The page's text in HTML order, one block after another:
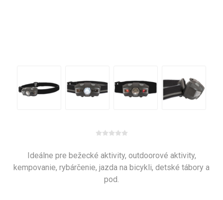
Ideálne pre bežecké aktivity, outdoorové aktivity,
kempovanie, rybárčenie, jazda na bicykli, detské tábory a
pod.